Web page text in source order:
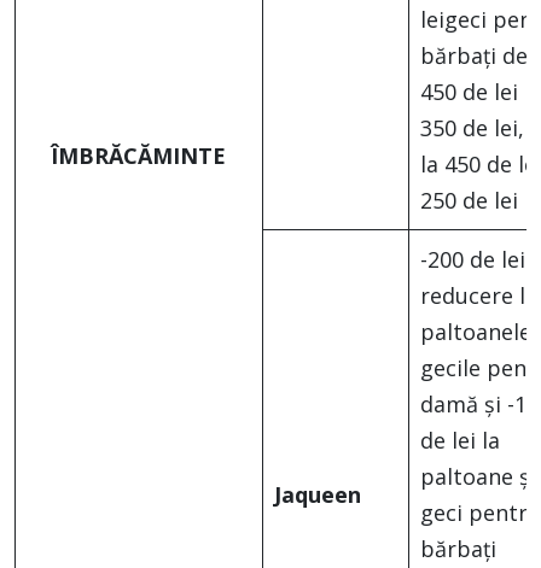
ÎMBRĂCĂMINTE
leigeci
bărbați de
450 de lei la
350 de lei,
la 450 de
250 de lei
Jaqueen
-200 de lei
reducere la
paltoanele
gecile
damă și -
de lei la
paltoane și
geci pentru
bărbați